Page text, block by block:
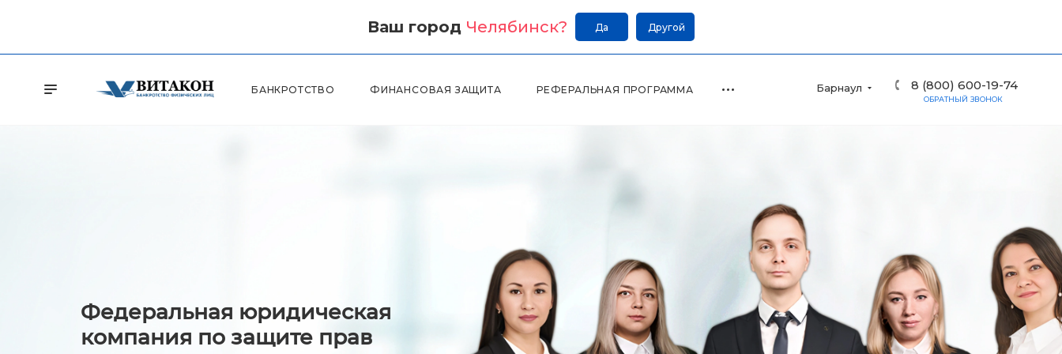
Ваш город Челябинск? Да Другой
Барнаул 8 (800) 600-19-74
БАНКРОТСТВО ФИНАНСОВАЯ ЗАЩИТА РЕФЕРАЛЬНАЯ ПРОГРАММА
ОБРАТНЫЙ ЗВОНОК
Федеральная юридическая
компания по защите прав